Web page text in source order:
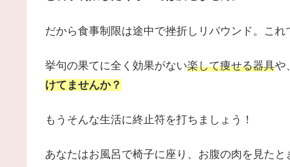
だから食事制限は途中で挫折しリバウンド。これ
挙句の果てに全く効果がない楽して痩せる器具や、
けてませんか？
もうそんな生活に終止符を打ちましょう！
あなたはお風呂で椅子に座り、お腹の肉を見た